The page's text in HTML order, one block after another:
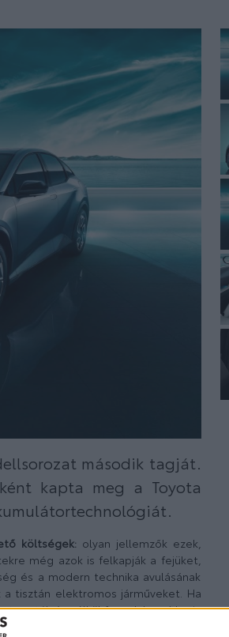
második tagját.
kapta meg a Toyota
költségek: olyan jellemzők ezek,
még azok is felkapják a fejüket,
és a modern technika avulásának
tisztán elektromos járműveket. Ha
az túlzás nélkül forradalmasíthatja
utat mutathat a megfizethető,